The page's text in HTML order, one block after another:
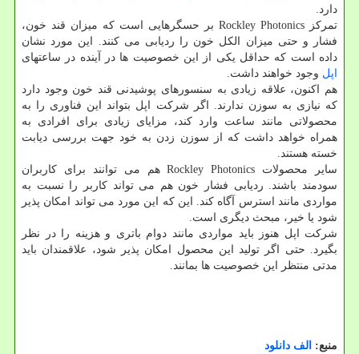
دارد.
تمرکز Rockley Photonics بر حسگرهایی است که میزان قند خون،
فشار و حتی میزان الکل خون را ردیابی می کنند. این مورد نشان
داده است که حداقل یکی از این خصوصیت ها در آینده در ساعتهای
اپل وجود خواهند داشت.
هم اکنون، علاقه زیادی به سنسورهای پوشیدنی قند خون وجود دارد
که نیازی به سوزن ندارند. اگر شرکت اپل بتواند این فناوری را به
محصولاتی مانند ساعت وارد کند، مزایای زیادی برای افرادی به
همراه خواهد داشت که از سوزن زدن به خود جهت بررسی دیابت
خسته هستند.
سایر محصولات Rockley Photonics هم می توانند برای کاربران
سودمند باشند. ردیابی فشار خون هم می تواند کاربر را نسبت به
مواردی مانند استرس آگاه کند. این که این مورد می تواند امکان پذیر
شود یا خیر، مبحث دیگری است.
شرکت اپل هنوز باید مواردی مانند دوام باتری و هزینه را در نظر
بگیرد. حتی اگر تولید این محصول امکان پذیر شود، علاقمندان باید
مدتی منتظر این خصوصیت ها بمانند.
منبع: الف دانلود